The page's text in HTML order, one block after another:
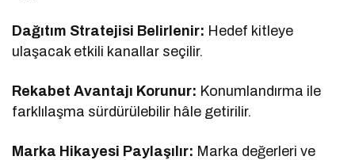
Dağıtım Stratejisi Belirlenir: Hedef kitleye
ulaşacak etkili kanallar seçilir.
Rekabet Avantajı Korunur: Konumlandırma ile
farklılaşma sürdürülebilir hâle getirilir.
Marka Hikayesi Paylaşılır: Marka değerleri ve